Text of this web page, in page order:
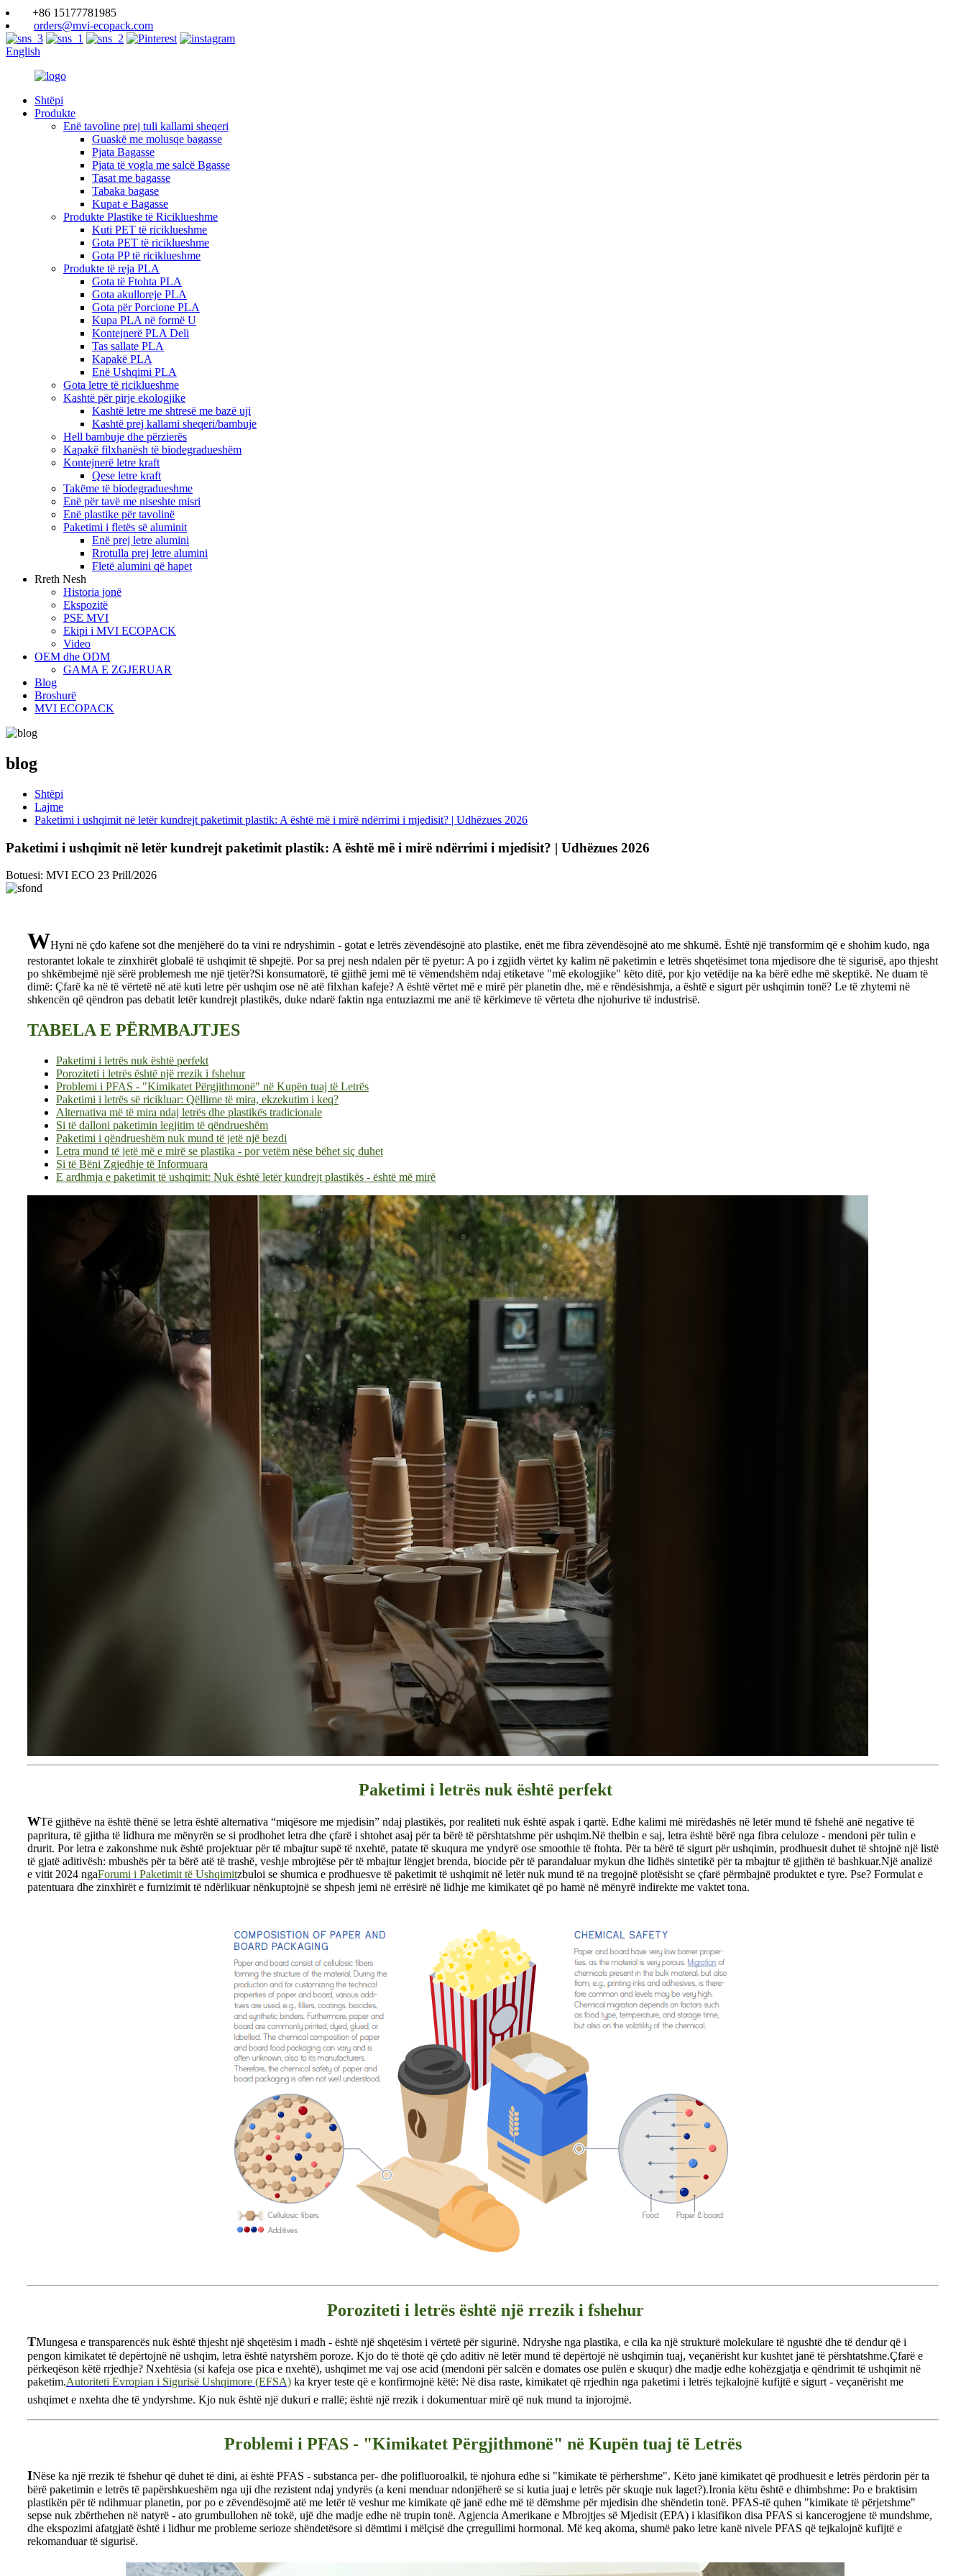
+86 15177781985
orders@mvi-ecopack.com
English
Shtëpi
Produkte
Enë tavoline prej tuli kallami sheqeri
Guaskë me molusqe bagasse
Pjata Bagasse
Pjata të vogla me salcë Bgasse
Tasat me bagasse
Tabaka bagase
Kupat e Bagasse
Produkte Plastike të Riciklueshme
Kuti PET të riciklueshme
Gota PET të riciklueshme
Gota PP të riciklueshme
Produkte të reja PLA
Gota të Ftohta PLA
Gota akulloreje PLA
Gota për Porcione PLA
Kupa PLA në formë U
Kontejnerë PLA Deli
Tas sallate PLA
Kapakë PLA
Enë Ushqimi PLA
Gota letre të riciklueshme
Kashtë për pirje ekologjike
Kashtë letre me shtresë me bazë uji
Kashtë prej kallami sheqeri/bambuje
Hell bambuje dhe përzierës
Kapakë filxhanësh të biodegradueshëm
Kontejnerë letre kraft
Qese letre kraft
Takëme të biodegradueshme
Enë për tavë me niseshte misri
Enë plastike për tavolinë
Paketimi i fletës së aluminit
Enë prej letre alumini
Rrotulla prej letre alumini
Fletë alumini që hapet
Rreth Nesh
Historia jonë
Ekspozitë
PSE MVI
Ekipi i MVI ECOPACK
Video
OEM dhe ODM
GAMA E ZGJERUAR
Blog
Broshurë
MVI ECOPACK
blog
Shtëpi
Lajme
Paketimi i ushqimit në letër kundrejt paketimit plastik: A është më i mirë ndërrimi i mjedisit? | Udhëzues 2026
Paketimi i ushqimit në letër kundrejt paketimit plastik: A është më i mirë ndërrimi i mjedisit? | Udhëzues 2026
Botuesi: MVI ECO 23 Prill/2026
WHyni në çdo kafene sot dhe menjëherë do ta vini re ndryshimin - gotat e letrës zëvendësojnë ato plastike, enët me fibra zëvendësojnë ato me shkumë. Është një transformim që e shohim kudo, nga
restorantet lokale te zinxhirët globalë të ushqimit të shpejtë. Por sa prej nesh ndalen për të pyetur: A po i zgjidh vërtet ky kalim në paketimin e letrës shqetësimet tona mjedisore dhe të sigurisë, apo thjesht
po shkëmbejmë një sërë problemesh me një tjetër?Si konsumatorë, të gjithë jemi më të vëmendshëm ndaj etiketave "më ekologjike" këto ditë, por kjo vetëdije na ka bërë edhe më skeptikë. Ne duam të
dimë: Çfarë ka në të vërtetë në atë kuti letre për ushqim ose në atë filxhan kafeje? A është vërtet më e mirë për planetin dhe, më e rëndësishmja, a është e sigurt për ushqimin tonë? Le të zhytemi në
shkencën që qëndron pas debatit letër kundrejt plastikës, duke ndarë faktin nga entuziazmi me anë të kërkimeve të vërteta dhe njohurive të industrisë.
TABELA E PËRMBAJTJES
Paketimi i letrës nuk është perfekt
Poroziteti i letrës është një rrezik i fshehur
Problemi i PFAS - "Kimikatet Përgjithmonë" në Kupën tuaj të Letrës
Paketimi i letrës së ricikluar: Qëllime të mira, ekzekutim i keq?
Alternativa më të mira ndaj letrës dhe plastikës tradicionale
Si të dalloni paketimin legjitim të qëndrueshëm
Paketimi i qëndrueshëm nuk mund të jetë një bezdi
Letra mund të jetë më e mirë se plastika - por vetëm nëse bëhet siç duhet
Si të Bëni Zgjedhje të Informuara
E ardhmja e paketimit të ushqimit: Nuk është letër kundrejt plastikës - është më mirë
Paketimi i letrës nuk është perfekt
WTë gjithëve na është thënë se letra është alternativa “miqësore me mjedisin” ndaj plastikës, por realiteti nuk është aspak i qartë. Edhe kalimi më mirëdashës në letër mund të fshehë anë negative të
papritura, të gjitha të lidhura me mënyrën se si prodhohet letra dhe çfarë i shtohet asaj për ta bërë të përshtatshme për ushqim.Në thelbin e saj, letra është bërë nga fibra celuloze - mendoni për tulin e
drurit. Por letra e zakonshme nuk është projektuar për të mbajtur supë të nxehtë, patate të skuqura me yndyrë ose smoothie të ftohta. Për ta bërë të sigurt për ushqimin, prodhuesit duhet të shtojnë një listë
të gjatë aditivësh: mbushës për ta bërë atë të trashë, veshje mbrojtëse për të mbajtur lëngjet brenda, biocide për të parandaluar mykun dhe lidhës sintetikë për ta mbajtur të gjithën të bashkuar.Një analizë
e vitit 2024 ngaForumi i Paketimit të Ushqimitzbuloi se shumica e prodhuesve të paketimit të ushqimit në letër nuk mund të na tregojnë plotësisht se çfarë përmbajnë produktet e tyre. Pse? Formulat e
patentuara dhe zinxhirët e furnizimit të ndërlikuar nënkuptojnë se shpesh jemi në errësirë ​​​​në lidhje me kimikatet që po hamë në mënyrë indirekte me vaktet tona.
Poroziteti i letrës është një rrezik i fshehur
TMungesa e transparencës nuk është thjesht një shqetësim i madh - është një shqetësim i vërtetë për sigurinë. Ndryshe nga plastika, e cila ka një strukturë molekulare të ngushtë dhe të dendur që i
pengon kimikatet të depërtojnë në ushqim, letra është natyrshëm poroze. Kjo do të thotë që çdo aditiv në letër mund të depërtojë në ushqimin tuaj, veçanërisht kur kushtet janë të përshtatshme.Çfarë e
përkeqëson këtë rrjedhje? Nxehtësia (si kafeja ose pica e nxehtë), ushqimet me vaj ose acid (mendoni për salcën e domates ose pulën e skuqur) dhe madje edhe kohëzgjatja e qëndrimit të ushqimit në
paketim.Autoriteti Evropian i Sigurisë Ushqimore (EFSA) ka kryer teste që e konfirmojnë këtë: Në disa raste, kimikatet që rrjedhin nga paketimi i letrës tejkalojnë kufijtë e sigurt - veçanërisht me
ushqimet e nxehta dhe të yndyrshme. Kjo nuk është një dukuri e rrallë; është një rrezik i dokumentuar mirë që nuk mund ta injorojmë.
Problemi i PFAS - "Kimikatet Përgjithmonë" në Kupën tuaj të Letrës
INëse ka një rrezik të fshehur që duhet të dini, ai është PFAS - substanca per- dhe polifluoroalkil, të njohura edhe si "kimikate të përhershme". Këto janë kimikatet që prodhuesit e letrës përdorin për ta
bërë paketimin e letrës të papërshkueshëm nga uji dhe rezistent ndaj yndyrës (a keni menduar ndonjëherë se si kutia juaj e letrës për skuqje nuk laget?).Ironia këtu është e dhimbshme: Po e braktisim
plastikën për të ndihmuar planetin, por po e zëvendësojmë atë me letër të veshur me kimikate që janë edhe më të dëmshme për mjedisin dhe shëndetin tonë. PFAS-të quhen "kimikate të përjetshme"
sepse nuk zbërthehen në natyrë - ato grumbullohen në tokë, ujë dhe madje edhe në trupin tonë. Agjencia Amerikane e Mbrojtjes së Mjedisit (EPA) i klasifikon disa PFAS si kancerogjene të mundshme,
dhe ekspozimi afatgjatë është i lidhur me probleme serioze shëndetësore si dëmtimi i mëlçisë dhe çrregullimi hormonal. Më keq akoma, shumë pako letre kanë nivele PFAS që tejkalojnë kufijtë e
rekomanduar të sigurisë.